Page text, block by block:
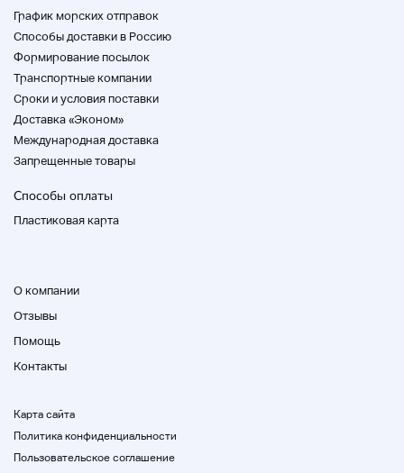
Поскольку это подержанный продукт,
предложение.
★ Пожалуйста, не делайте ставки, если вам
нужен идеальный продукт.
обслуживания (в таблице осмотра) нашим
использовать сразу, но мы не гарантируем
послепродажное обслуживание не
пожалуйста, свяжитесь с нами.
Если у вас есть какие-либо вопросы,
★ Мы не можем принимать прямой телефон,
сообщение, почту, подтверждение
График морских отправок
Способы доставки в Россию
Формирование посылок
Транспортные компании
Cроки и условия поставки
Доставка «Эконом»
Международная доставка
Запрещенные товары
Способы оплаты
Пластиковая карта
О компании
Отзывы
Помощь
Контакты
Карта сайта
Политика конфиденциальности
Пользовательское соглашение